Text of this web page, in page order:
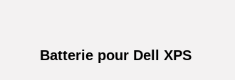
Batterie pour Dell XPS